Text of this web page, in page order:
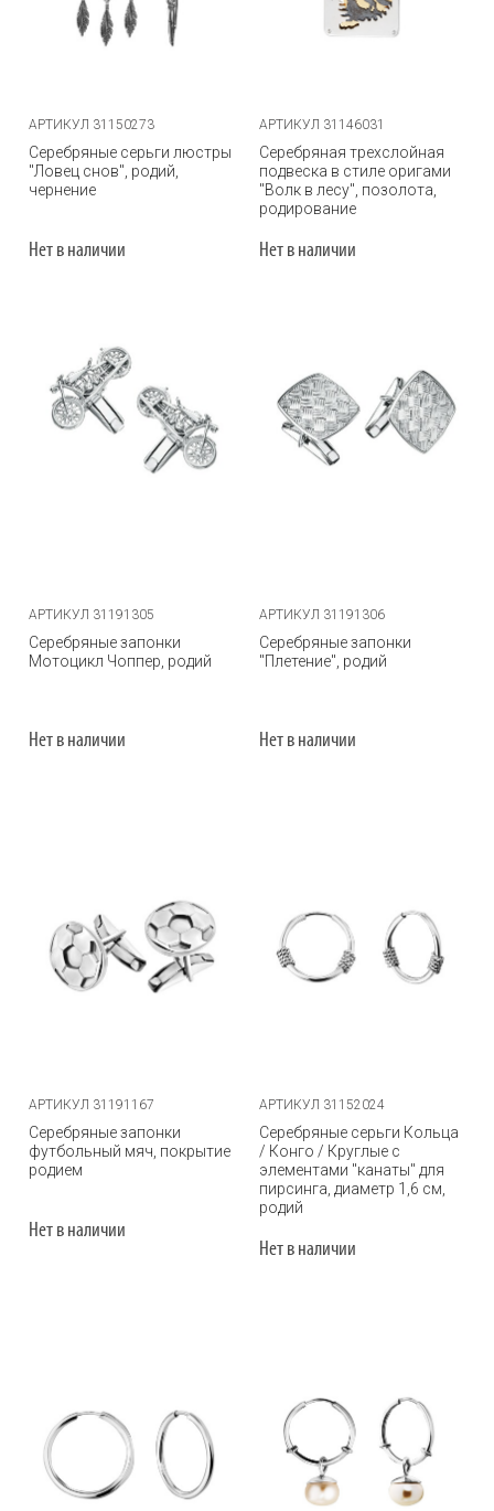
АРТИКУЛ 31150273
Серебряные серьги люстры
"Ловец снов", родий,
чернение
Нет в наличии
АРТИКУЛ 31146031
Серебряная трехслойная
подвеска в стиле оригами
"Волк в лесу", позолота,
родирование
Нет в наличии
АРТИКУЛ 31191305
Серебряные запонки
Мотоцикл Чоппер, родий
Нет в наличии
АРТИКУЛ 31191306
Серебряные запонки
"Плетение", родий
Нет в наличии
АРТИКУЛ 31191167
Серебряные запонки
футбольный мяч, покрытие
родием
Нет в наличии
АРТИКУЛ 31152024
Серебряные серьги Кольца
/ Конго / Круглые с
элементами "канаты" для
пирсинга, диаметр 1,6 см,
родий
Нет в наличии